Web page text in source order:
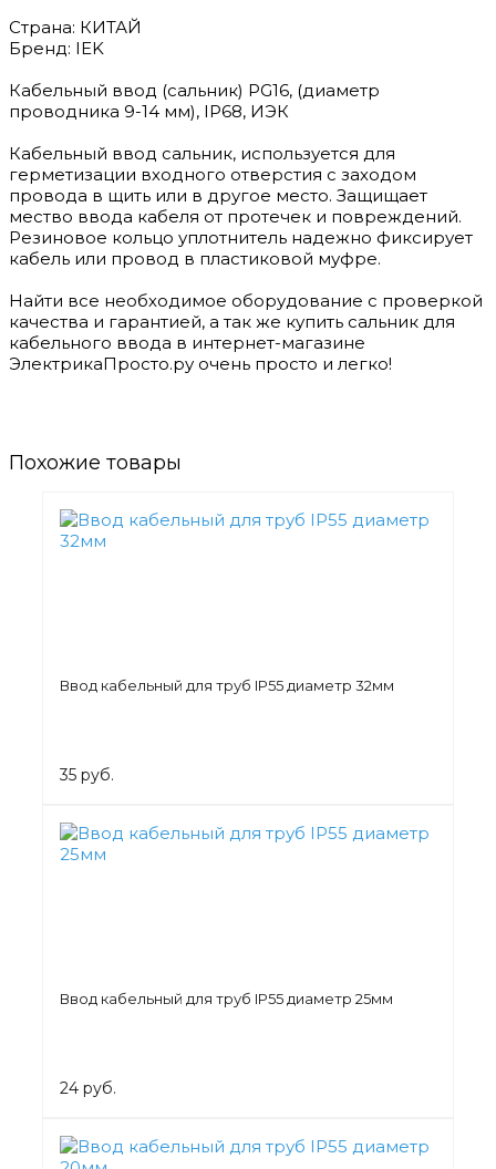
Страна: КИТАЙ
Бренд: IEK
Кабельный ввод (сальник) PG16, (диаметр
проводника 9-14 мм), IP68, ИЭК
Кабельный ввод сальник, используется для
герметизации входного отверстия с заходом
провода в щить или в другое место. Защищает
мество ввода кабеля от протечек и повреждений.
Резиновое кольцо уплотнитель надежно фиксирует
кабель или провод в пластиковой муфре.
Найти все необходимое оборудование с проверкой
качества и гарантией, а так же купить сальник для
кабельного ввода в интернет-магазине
ЭлектрикаПросто.ру очень просто и легко!
Похожие товары
Ввод кабельный для труб IP55 диаметр 32мм
35 руб.
Ввод кабельный для труб IP55 диаметр 25мм
24 руб.